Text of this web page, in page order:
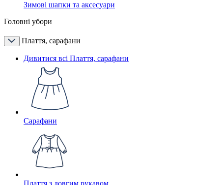
Зимові шапки та аксесуари
Головні убори
Плаття, сарафани
Дивитися всі Плаття, сарафани
Сарафани
Плаття з довгим рукавом